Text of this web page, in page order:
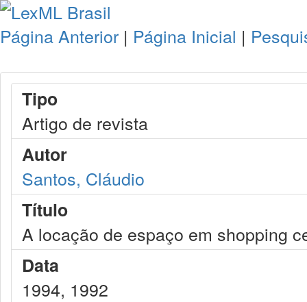
Página Anterior | Página Inicial |
Tipo
Artigo de revista
Autor
Santos, Cláudio
Título
A locação de espaço em shopping
Data
1994, 1992